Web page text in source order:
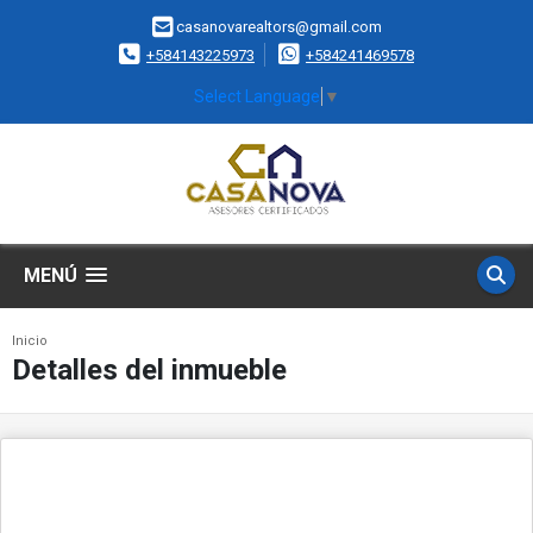
casanovarealtors@gmail.com
+584143225973
+584241469578
Select Language ▼
MENÚ
Inicio
Detalles del inmueble